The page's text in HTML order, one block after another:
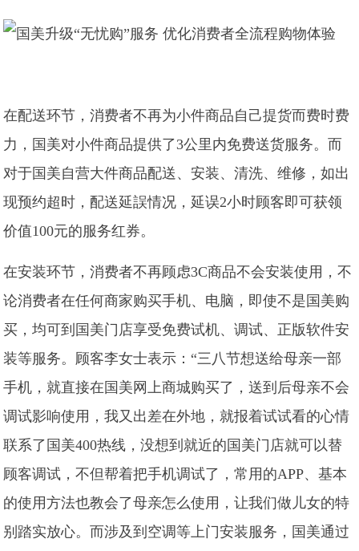
在配送环节，消费者不再为小件商品自己提货而费时费
力，国美对小件商品提供了3公里内免费送货服务。而
对于国美自营大件商品配送、安装、清洗、维修，如出
现预约超时，配送延誤情况，延误2小时顾客即可获领
价值100元的服务红券。
在安装环节，消费者不再顾虑3C商品不会安装使用，不
论消费者在任何商家购买手机、电脑，即使不是国美购
买，均可到国美门店享受免费试机、调试、正版软件安
装等服务。顾客李女士表示：“三八节想送给母亲一部
手机，就直接在国美网上商城购买了，送到后母亲不会
调试影响使用，我又出差在外地，就报着试试看的心情
联系了国美400热线，没想到就近的国美门店就可以替
顾客调试，不但帮着把手机调试了，常用的APP、基本
的使用方法也教会了母亲怎么使用，让我们做儿女的特
别踏实放心。而涉及到空调等上门安装服务，国美通过